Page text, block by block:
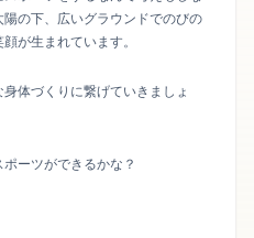
の下、広いグラウンドでのびの
が生まれています。
体づくりに繋げていきましょ
ーツができるかな？